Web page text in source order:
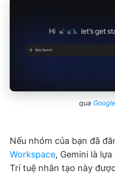
qua
Nếu nhóm của bạn đã
Workspace, Gemini là
Trí tuệ nhân tạo này